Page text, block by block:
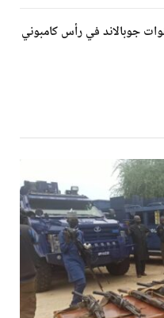
جوبالاند في رأس كامبوني